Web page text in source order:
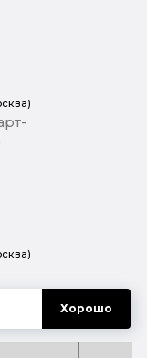
/ Junior
Хорошо